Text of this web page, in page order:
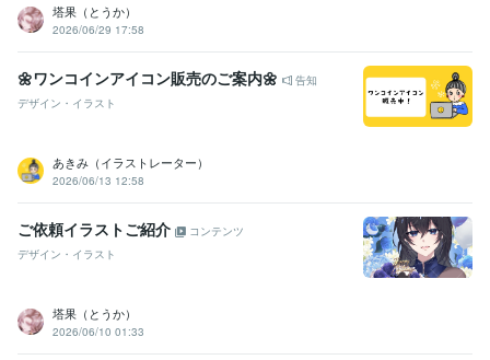
塔果（とうか）
2026/06/29 17:58
🌼ワンコインアイコン販売のご案内🌼
告知
デザイン・イラスト
あきみ（イラストレーター）
2026/06/13 12:58
ご依頼イラストご紹介
コンテンツ
デザイン・イラスト
塔果（とうか）
2026/06/10 01:33